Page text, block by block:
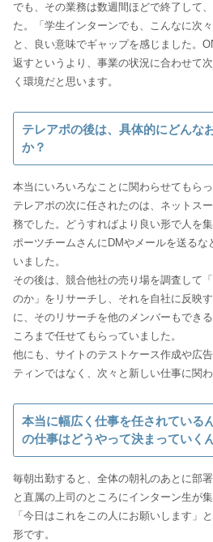
でも、その業務は数週間ほどで終了して
た。「学生インターンでも、こんなに次
と、良い意味でギャップを感じました。
返すというより、事業の状況に合わせて
く環境だと思います。
テレアポの後は、具体的にどんな
か？
本当にいろいろなことに関わらせてもらっ
テレアポの次に任されたのは、ネットス
務でした。どうすればより良い形で人を
ポーツチームさんにDMやメールを送るな
いました。
その後は、競合他社の売り場を調査して
のか」をリサーチし、それを自社に反映
に、そのリサーチを他のメンバーもでき
ころまで任せてもらっていました。
他にも、サイトのテストケース作成や広
ティンではなく、次々と新しい仕事に関わ
本当に幅広く仕事を任されている
の仕事はどうやって決まっていく
毎朝出勤すると、全体の朝礼のあとに部
と直属の上司のところにインターン生が
「今日はこれをこの人にお願いします」
形です。